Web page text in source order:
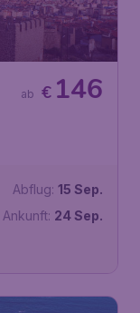
€ 146
ab
Abflug: 15 Sep.
Ankunft: 24 Sep.